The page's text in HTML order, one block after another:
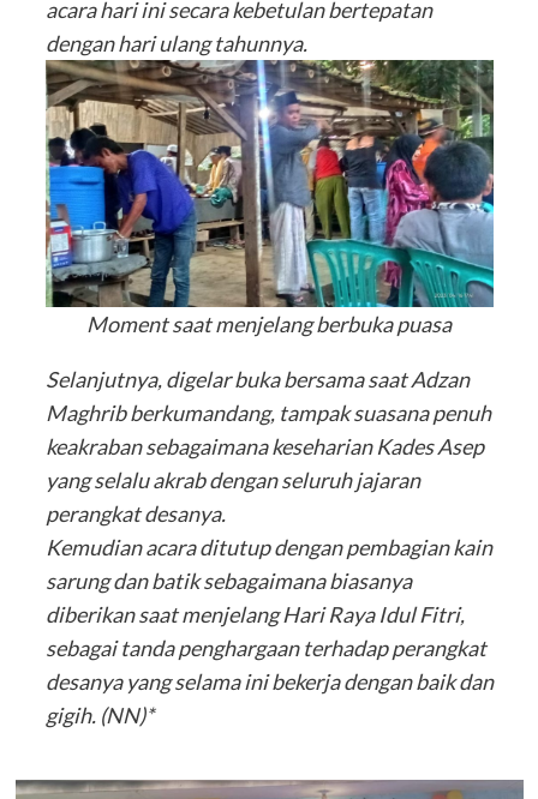
acara hari ini secara kebetulan bertepatan
dengan hari ulang tahunnya.
Moment saat menjelang berbuka puasa
Selanjutnya, digelar buka bersama saat Adzan
Maghrib berkumandang, tampak suasana penuh
keakraban sebagaimana keseharian Kades Asep
yang selalu akrab dengan seluruh jajaran
perangkat desanya.
Kemudian acara ditutup dengan pembagian kain
sarung dan batik sebagaimana biasanya
diberikan saat menjelang Hari Raya Idul Fitri,
sebagai tanda penghargaan terhadap perangkat
desanya yang selama ini bekerja dengan baik dan
gigih. (NN)*